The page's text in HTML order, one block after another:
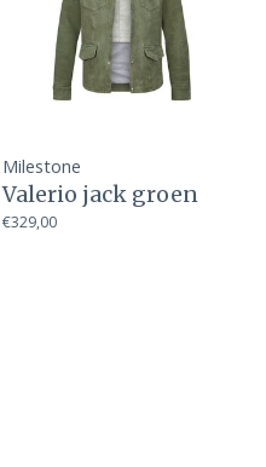
Milestone
Valerio jack groen
€329,00